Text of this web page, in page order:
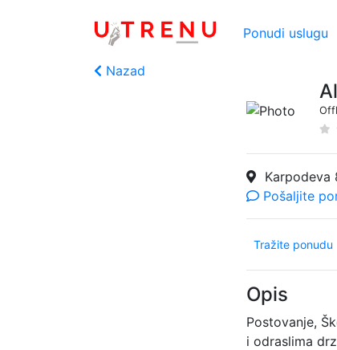
Ponudi uslugu
Nazad
Karpodeva
Pošaljite
Tražite ponudu
Opis
Postovanje,
i odraslima